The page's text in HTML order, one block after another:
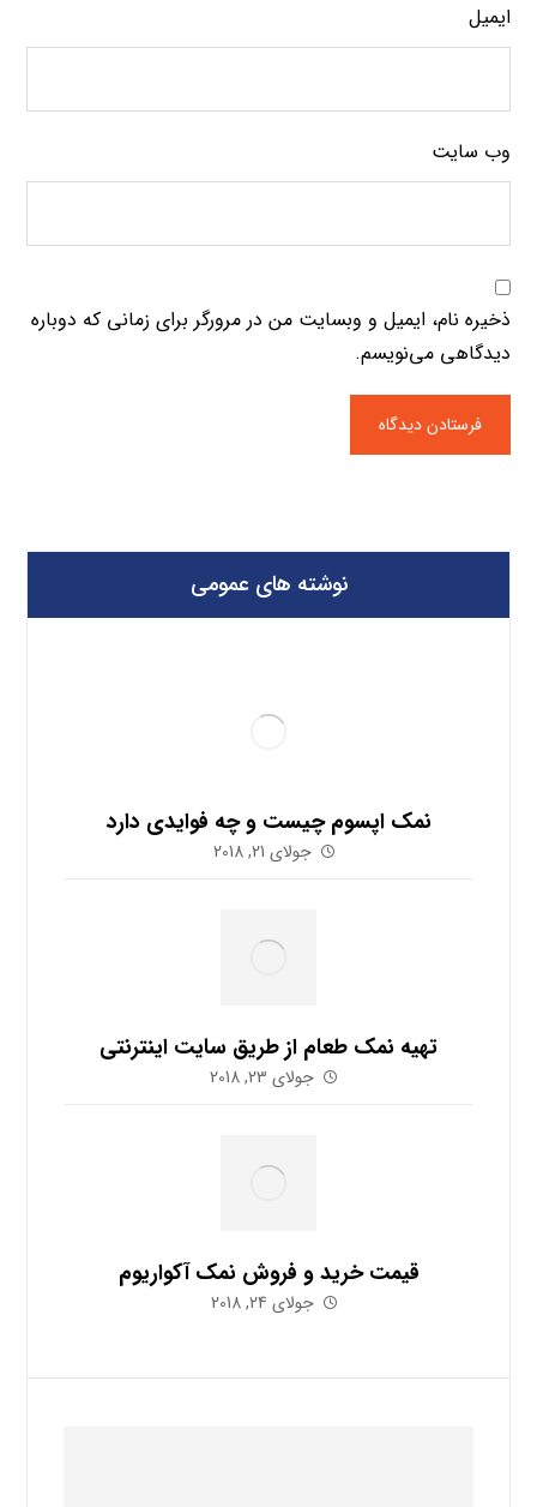
ایمیل
وب‌ سایت
ذخیره نام، ایمیل و وبسایت من در مرورگر برای زمانی که دوباره
دیدگاهی می‌نویسم.
نوشته های عمومی
نمک اپسوم چیست و چه فوایدی دارد
جولای 21, 2018
تهیه نمک طعام از طریق سایت اینترنتی
جولای 23, 2018
قیمت خرید و فروش نمک آکواریوم
جولای 24, 2018